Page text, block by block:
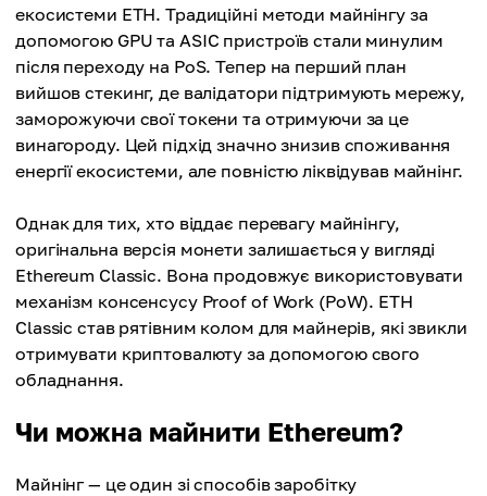
екосистеми ETH. Традиційні методи майнінгу за
допомогою GPU та ASIC пристроїв стали минулим
після переходу на PoS. Тепер на перший план
вийшов стекинг, де валідатори підтримують мережу,
заморожуючи свої токени та отримуючи за це
винагороду. Цей підхід значно знизив споживання
енергії екосистеми, але повністю ліквідував майнінг.
Однак для тих, хто віддає перевагу майнінгу,
оригінальна версія монети залишається у вигляді
Ethereum Classic. Вона продовжує використовувати
механізм консенсусу Proof of Work (PoW). ETH
Classic став рятівним колом для майнерів, які звикли
отримувати криптовалюту за допомогою свого
обладнання.
Чи можна майнити Ethereum?
Майнінг — це один зі способів заробітку